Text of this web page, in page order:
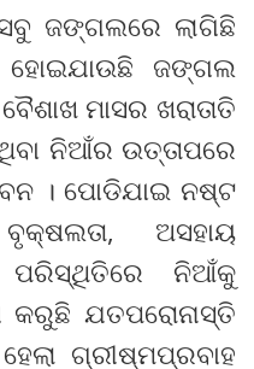
ଜଙ୍ଗଲରେ ଲାଗିଛି
ଜଙ୍ଗଲ
ମାସର ଖରାତାତି
ନିଆଁର ଉତ୍ତାପରେ
। ପୋଡିଯାଇ ନଷ୍ଟ
ଅସହାୟ
ପରିସ୍ଥିତିରେ ନିଆଁକୁ
କରୁଛି ଯତପରୋନାସ୍ତି
ଗ୍ରୀଷ୍ମପ୍ରବାହ